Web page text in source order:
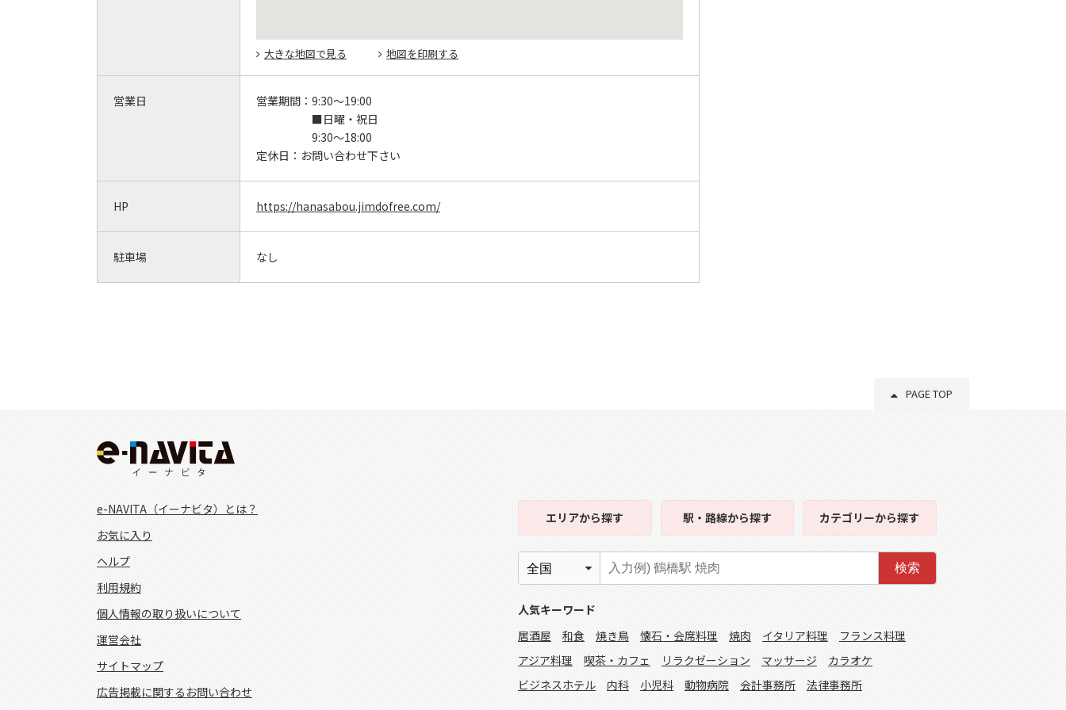
大きな地図で見る 地図を印刷する
営業日 営業期間： 9:30～19:00
■日曜・祝日
9:30～18:00
定休日： お問い合わせ下さい
HP https://hanasabou.jimdofree.com/
駐車場 なし
PAGE TOP
e-NAVITA（イーナビタ）とは？
お気に入り
ヘルプ
利用規約
個人情報の取り扱いについて
運営会社
サイトマップ
広告掲載に関するお問い合わせ
エリアから探す 駅・路線から探す カテゴリーから探す
検索
人気キーワード
居酒屋
和食 焼き鳥 懐石・会席料理 焼肉 イタリア料理
フランス料理
アジア料理
喫茶・カフェ リラクゼーション マッサージ
カラオケ
ビジネスホテル
内科 小児科 動物病院 会計事務所 法律事務所